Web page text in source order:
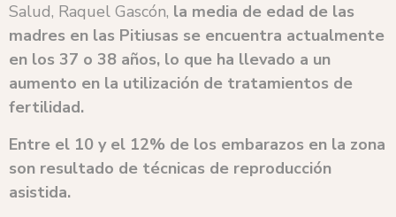
Salud, Raquel Gascón, la media de edad de las
madres en las Pitiusas se encuentra actualmente
en los 37 o 38 años, lo que ha llevado a un
aumento en la utilización de tratamientos de
fertilidad.
Entre el 10 y el 12% de los embarazos en la zona
son resultado de técnicas de reproducción
asistida.